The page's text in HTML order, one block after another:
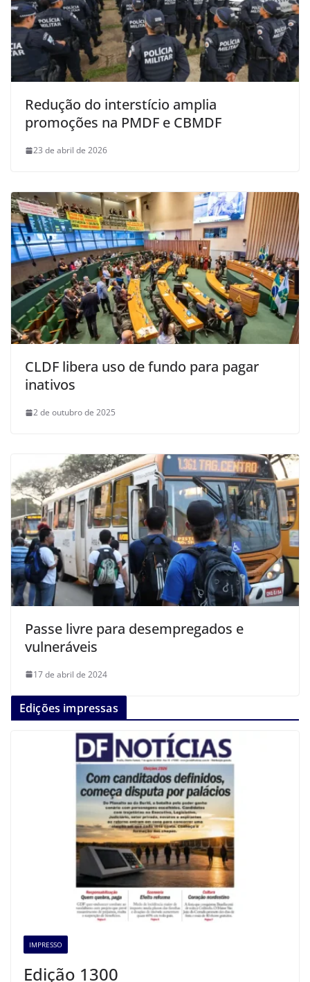
Redução do interstício amplia
promoções na PMDF e CBMDF
23 de abril de 2026
CLDF libera uso de fundo para pagar
inativos
2 de outubro de 2025
Passe livre para desempregados e
vulneráveis
17 de abril de 2024
Edições impressas
IMPRESSO
Edição 1300